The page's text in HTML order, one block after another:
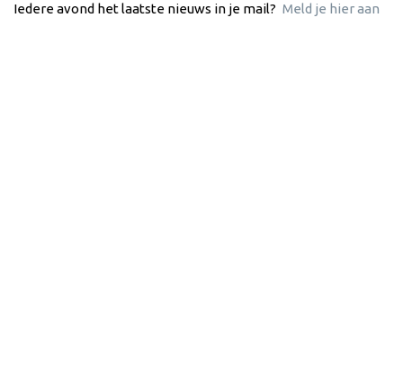
Iedere avond het laatste nieuws in je mail? Meld je hier aan